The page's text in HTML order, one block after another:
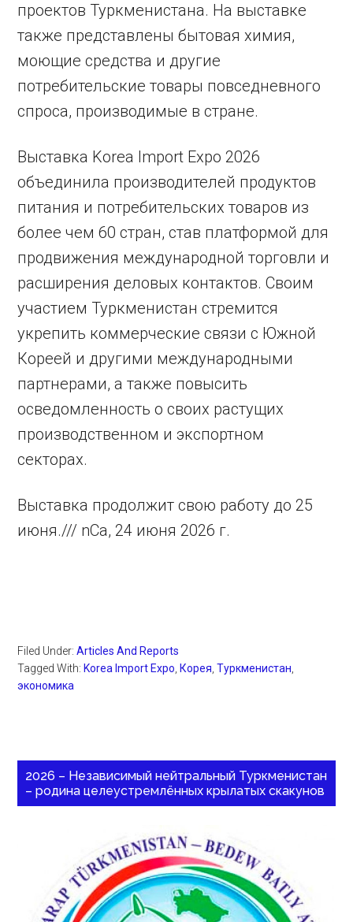
проектов Туркменистана. На выставке
также представлены бытовая химия,
моющие средства и другие
потребительские товары повседневного
спроса, производимые в стране.
Выставка Korea Import Expo 2026
объединила производителей продуктов
питания и потребительских товаров из
более чем 60 стран, став платформой для
продвижения международной торговли и
расширения деловых контактов. Своим
участием Туркменистан стремится
укрепить коммерческие связи с Южной
Кореей и другими международными
партнерами, а также повысить
осведомленность о своих растущих
производственном и экспортном
секторах.
Выставка продолжит свою работу до 25
июня./// nCa, 24 июня 2026 г.
Filed Under:Articles And Reports
Tagged With: Korea Import Expo Корея ,Туркменистан
экономика
2026 – Независимый нейтральный Туркменистан
– родина целеустремлённых крылатых скакунов